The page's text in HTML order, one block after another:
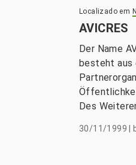
Localizado em
AVICRES
Der Name
besteht aus
Des
30/11/1999